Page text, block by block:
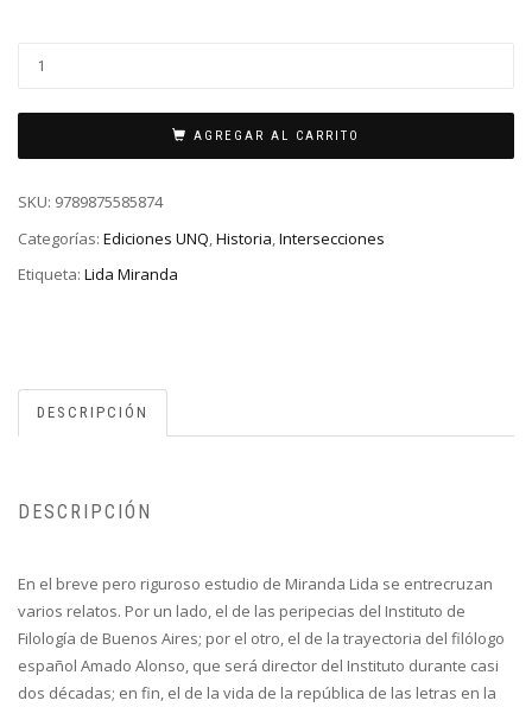
AGREGAR AL CARRITO
SKU: 9789875585874
Categorías: Ediciones UNQ Historia Intersecciones
Etiqueta: Lida Miranda
DESCRIPCIÓN
DESCRIPCIÓN
En el breve pero riguroso estudio de Miranda Lida se entrecruzan
varios relatos. Por un lado, el de las peripecias del Instituto de
Filología de Buenos Aires; por el otro, el de la trayectoria del filólogo
español Amado Alonso, que será director del Instituto durante casi
dos décadas; en fin, el de la vida de la república de las letras en la